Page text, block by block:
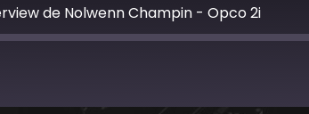
de Nolwenn Champin - Opco 2i